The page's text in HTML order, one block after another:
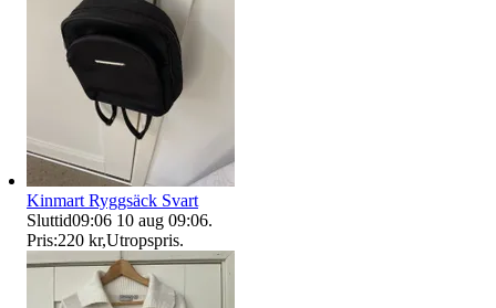
Kinmart Ryggsäck Svart
Sluttid09:06 10 aug 09:06.
Pris:220 kr,Utropspris.